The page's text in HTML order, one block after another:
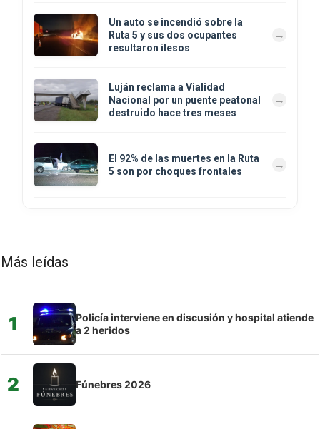
Un auto se incendió sobre la
Ruta 5 y sus dos ocupantes
resultaron ilesos
Luján reclama a Vialidad
Nacional por un puente peatonal
destruido hace tres meses
El 92% de las muertes en la Ruta
5 son por choques frontales
Más leídas
1
Policía interviene en discusión y hospital atiende
a 2 heridos
2 Fúnebres 2026